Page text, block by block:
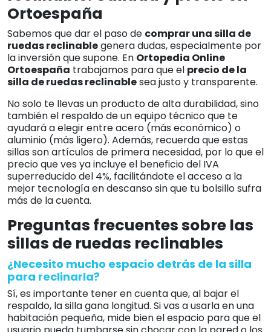
Ortoespaña
Sabemos que dar el paso de comprar una silla de
ruedas reclinablegenera dudas, especialmente por
la inversión que supone. En Ortopedia Online
Ortoespaña trabajamos para que el precio de la
silla de ruedas reclinablesea justo y transparente.
No solo te llevas un producto de alta durabilidad, sino
también el respaldo de un equipo técnico que te
ayudará a elegir entre acero (más económico) o
aluminio (más ligero). Además, recuerda que estas
sillas son artículos de primera necesidad, por lo que el
precio que ves ya incluye el beneficio del IVA
superreducido del 4%, facilitándote el acceso a la
mejor tecnología en descanso sin que tu bolsillo sufra
más de la cuenta.
Preguntas frecuentes sobre las
sillas de ruedas reclinables
¿Necesito mucho espacio detrás de la silla
para reclinarla?
Sí, es importante tener en cuenta que, al bajar el
respaldo, la silla gana longitud. Si vas a usarla en una
habitación pequeña, mide bien el espacio para que el